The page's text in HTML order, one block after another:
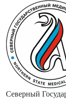
Северный